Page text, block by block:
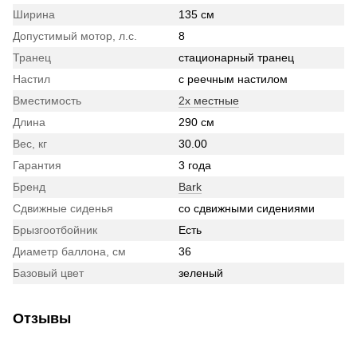
Ширина
135 см
Допустимый мотор, л.с.
8
Транец
стационарный транец
Настил
с реечным настилом
Вместимость
2х местные
Длина
290 см
Вес, кг
30.00
Гарантия
3 года
Бренд
Bark
Сдвижные сиденья
со сдвижными сидениями
Брызгоотбойник
Есть
Диаметр баллона, см
36
Базовый цвет
зеленый
Отзывы